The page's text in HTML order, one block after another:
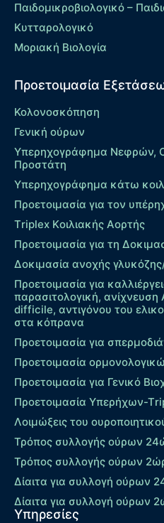
Παιδομικροβιολογικό –
Κυτταρολογικό
Μοριακή Βιολογία
Προετοιμασία
Κολονοσκόπηση
Γενική ούρων
Υπερηχογράφημα Νεφρών,
Προστάτη
Υπερηχογράφημα κάτω
Προετοιμασία για τον
Τriplex Kοιλιακής Αορτής
Προετοιμασία για τη
Δοκιμασία ανοχής
Προετοιμασία για
παρασιτολογική,
difficile, αντιγόνου του
στα κόπρανα
Προετοιμασία για
Προετοιμασία
Προετοιμασία για Γενικό
Προετοιμασία Υπερήχων-
Λοιμώξεις του
Τρόπος συλλογής ούρων
Τρόπος συλλογής ούρων
Δίαιτα για συλλογή ούρων
Δίαιτα για συλλογή ούρων
Υπηρεσίες